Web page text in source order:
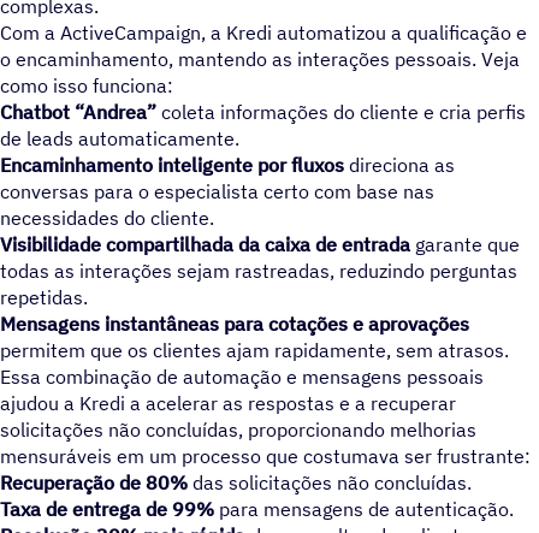
complexas.
Com a ActiveCampaign, a Kredi automatizou a qualificação e
o encaminhamento, mantendo as interações pessoais. Veja
como isso funciona:
Chatbot “Andrea” coleta informações do cliente e cria perfis
de leads automaticamente.
Encaminhamento inteligente por fluxos direciona as
conversas para o especialista certo com base nas
necessidades do cliente.
Visibilidade compartilhada da caixa de entrada garante que
todas as interações sejam rastreadas, reduzindo perguntas
repetidas.
Mensagens instantâneas para cotações e aprovações
permitem que os clientes ajam rapidamente, sem atrasos.
Essa combinação de automação e mensagens pessoais
ajudou a Kredi a acelerar as respostas e a recuperar
solicitações não concluídas, proporcionando melhorias
mensuráveis em um processo que costumava ser frustrante:
Recuperação de 80% das solicitações não concluídas.
Taxa de entrega de 99% para mensagens de autenticação.